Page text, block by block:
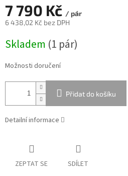
7 790 Kč / pár
6 438,02 Kč bez DPH
cena:
Skladem (1 pár)
Možnosti doručení
Přidat do košíku
Detailní informace
ZEPTAT SE SDÍLET